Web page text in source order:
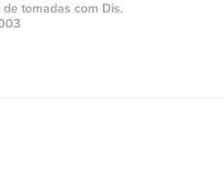
de tomadas com Dis.